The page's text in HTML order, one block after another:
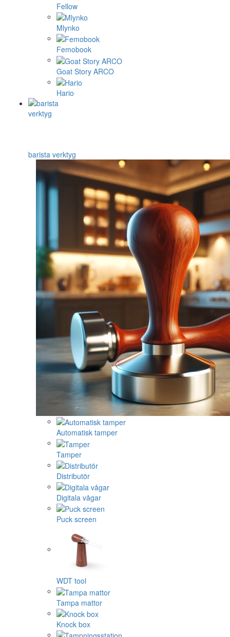
Fellow
Mlynko
Femobook
Goat Story ARCO
Hario
barista verktyg
Automatisk tamper
Tamper
Distributör
Digitala vågar
Puck screen
WDT tool
Tampa mattor
Knock box